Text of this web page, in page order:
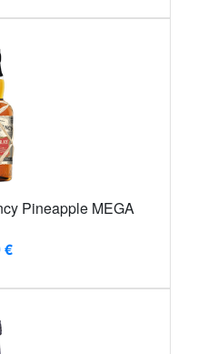
Pineapple MEGA
€